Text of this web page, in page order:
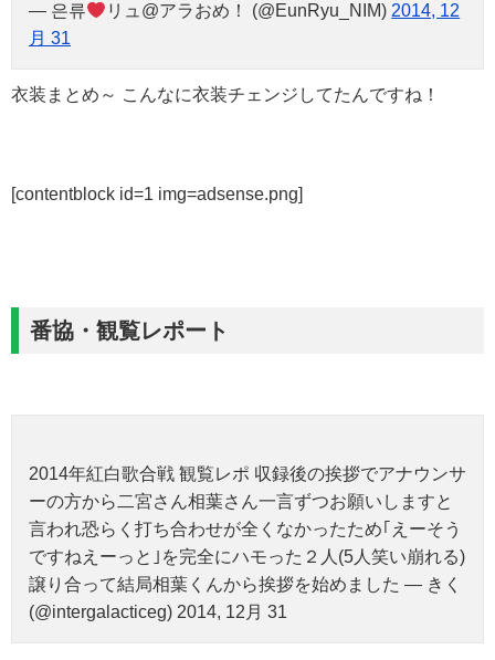
— 은류
リュ@アラおめ！ (@EunRyu_NIM) 2014, 12
月 31
衣装まとめ～ こんなに衣装チェンジしてたんですね！
[contentblock id=1 img=adsense.png]
番協・観覧レポート
2014年紅白歌合戦 観覧レポ 収録後の挨拶でアナウンサ
ーの方から二宮さん相葉さん一言ずつお願いしますと
言われ恐らく打ち合わせが全くなかったため｢えーそう
ですねえーっと｣を完全にハモった２人(5人笑い崩れる)
譲り合って結局相葉くんから挨拶を始めました — きく
(@intergalacticeg) 2014, 12月 31